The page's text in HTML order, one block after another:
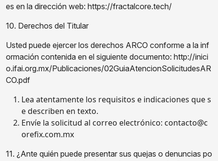
es en la dirección web: https://fractalcore.tech/
10. Derechos del Titular
Usted puede ejercer los derechos ARCO conforme a la inf
ormación contenida en el siguiente documento: http://inici
o.ifai.org.mx/Publicaciones/02GuiaAtencionSolicitudesAR
CO.pdf
Lea atentamente los requisitos e indicaciones que s
e describen en texto.
Envíe la solicitud al correo electrónico: contacto@c
orefix.com.mx
11. ¿Ante quién puede presentar sus quejas o denuncias po